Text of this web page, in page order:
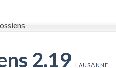
2.19 LAUSANNE